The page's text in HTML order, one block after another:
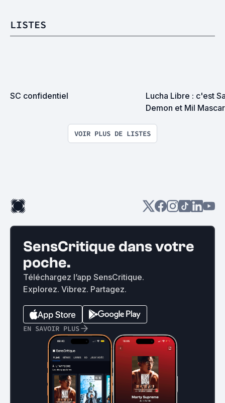
LISTES
SC confidentiel
Lucha Libre : c'est
Demon et Mil
VOIR PLUS DE LISTES
SensCritique dans votre
poche.
Téléchargez l’app SensCritique.
Explorez. Vibrez. Partagez.
EN SAVOIR PLUS